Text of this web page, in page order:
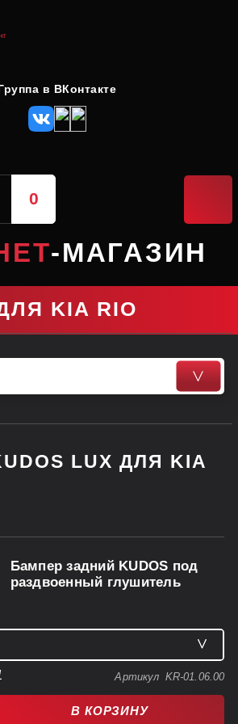
в ВКонтакте
0
-МАГАЗИН
KIA RIO
>
LUX ДЛЯ KIA
Бампер задний KUDOS под
раздвоенный глушитель
(+13 900 руб.)
Артикул KR-01.06.00
В КОРЗИНУ